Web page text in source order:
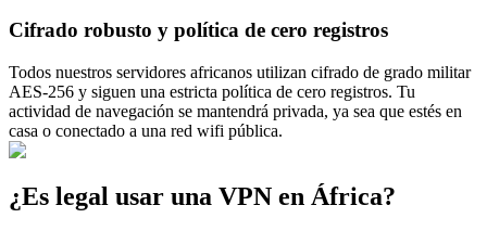
Cifrado robusto y política de cero registros
Todos nuestros servidores africanos utilizan cifrado de grado militar
AES-256 y siguen una estricta política de cero registros. Tu
actividad de navegación se mantendrá privada, ya sea que estés en
casa o conectado a una red wifi pública.
¿Es legal usar una VPN en África?